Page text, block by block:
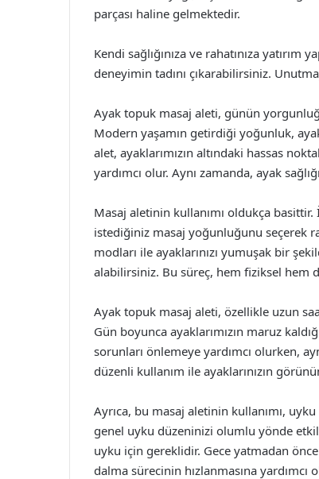
parçası haline gelmektedir.
Kendi sağlığınıza ve rahatınıza
deneyimin tadını çıkarabilirsiniz.
Ayak topuk masaj aleti, günün
Modern yaşamın getirdiği yoğunluk,
alet, ayaklarımızın altındaki hassas
yardımcı olur. Aynı zamanda, ayak
Masaj aletinin kullanımı oldukça
istediğiniz masaj yoğunluğunu seçerek
modları ile ayaklarınızı yumuşak bir
alabilirsiniz. Bu süreç, hem fiziksel hem
Ayak topuk masaj aleti, özellikle uzun
Gün boyunca ayaklarımızın maruz
sorunları önlemeye yardımcı olurken,
düzenli kullanım ile ayaklarınızın
Ayrıca, bu masaj aletinin kullanımı,
genel uyku düzeninizi olumlu yönde
uyku için gereklidir. Gece yatmadan
dalma sürecinin hızlanmasına yardımcı